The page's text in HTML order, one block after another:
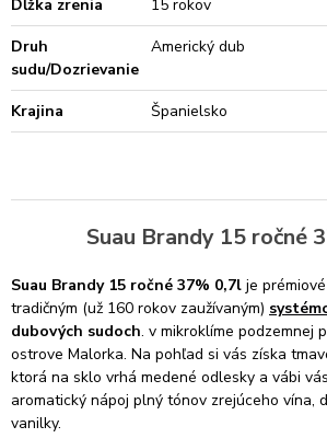
Dĺžka zrenia
15 rokov
Druh
sudu/Dozrievanie
Americký dub
Krajina Španielsko
Suau Brandy 15 ročné
Suau Brandy 15 ročné 37% 0,7l je
tradičným (už 160 rokov zaužívaným)
dubových sudoch. v mikroklíme podzemnej
ostrove Malorka. Na pohľad si vás získa
ktorá na sklo vrhá medené odlesky a vábi
aromatický nápoj plný tónov zrejúceho vína,
vanilky.